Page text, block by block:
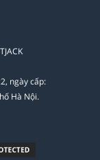
ngày cấp:
Hà Nội.